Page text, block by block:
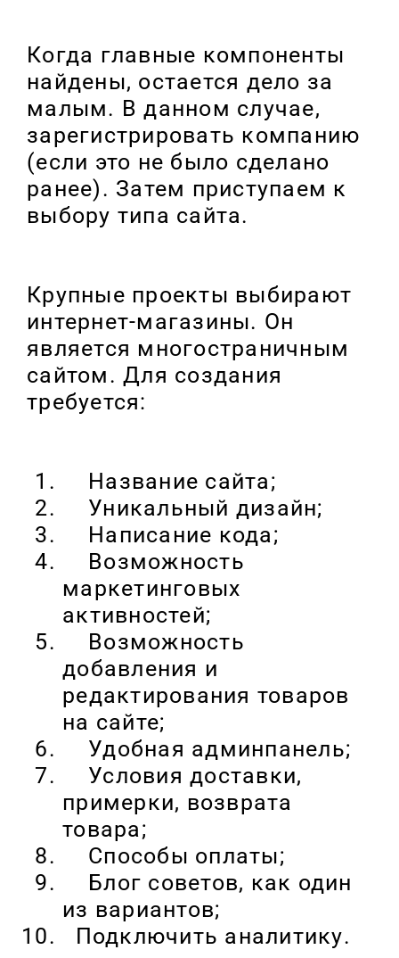
Когда главные компоненты
найдены, остается дело за
малым. В данном случае,
зарегистрировать компанию
(если это не было сделано
ранее). Затем приступаем к
выбору типа сайта.
Крупные проекты выбирают
интернет-магазины. Он
является многостраничным
сайтом. Для создания
требуется:
Название сайта;
Уникальный дизайн;
Написание кода;
Возможность
маркетинговых
активностей;
Возможность
добавления и
редактирования товаров
на сайте;
Удобная админпанель;
Условия доставки,
примерки, возврата
товара;
Способы оплаты;
Блог советов, как один
из вариантов;
Подключить аналитику.